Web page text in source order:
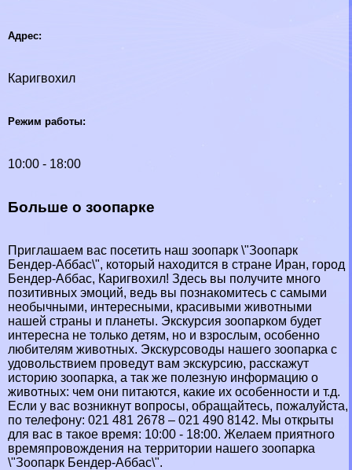
Адрес:
Каригвохил
Режим работы:
10:00 - 18:00
Больше о зоопарке
Приглашаем вас посетить наш зоопарк \"Зоопарк
Бендер-Аббас\", который находится в стране Иран, город
Бендер-Аббас, Каригвохил! Здесь вы получите много
позитивных эмоций, ведь вы познакомитесь с самыми
необычными, интересными, красивыми животными
нашей страны и планеты. Экскурсия зоопарком будет
интересна не только детям, но и взрослым, особенно
любителям животных. Экскурсоводы нашего зоопарка с
удовольствием проведут вам экскурсию, расскажут
историю зоопарка, а так же полезную информацию о
животных: чем они питаются, какие их особенности и т.д.
Если у вас возникнут вопросы, обращайтесь, пожалуйста,
по телефону: 021 481 2678‎ – 021 490 8142‎. Мы открыты
для вас в такое время: 10:00 - 18:00. Желаем приятного
времяпровождения на территории нашего зоопарка
\"Зоопарк Бендер-Аббас\".